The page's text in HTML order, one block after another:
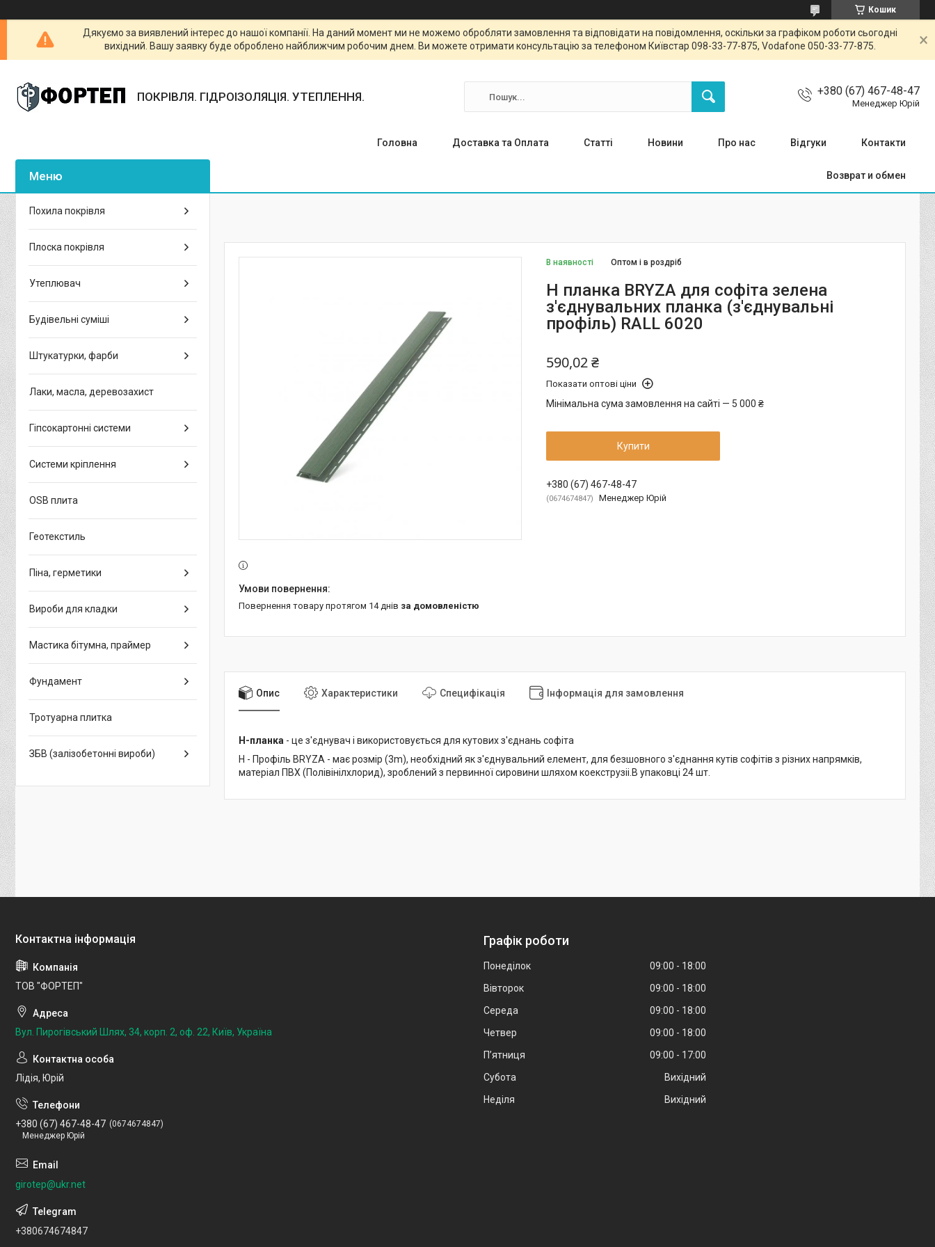
Кошик
Дякуємо за виявлений інтерес до нашої компанії. На даний момент ми не можемо обробляти замовлення та відповідати на повідомлення, оскільки за графіком роботи сьогодні
вихідний. Вашу заявку буде оброблено найближчим робочим днем. Ви можете отримати консультацію за телефоном Київстар 098-33-77-875, Vodafone 050-33-77-875.
ПОКРІВЛЯ. ГІДРОІЗОЛЯЦІЯ. УТЕПЛЕННЯ. +380 (67) 467-48-47
Менеджер Юрій
Головна Доставка та Оплата Статті Новини Про нас Відгуки Контакти
Возврат и обмен
В наявності Оптом і в роздріб
H планка BRYZA для софіта зелена
з'єднувальних планка (з'єднувальні
профіль) RALL 6020
590,02 ₴
Показати оптові ціни
Мінімальна сума замовлення на сайті — 5 000 ₴
Купити
+380 (67) 467-48-47
0674674847 Менеджер Юрій
повернення товару протягом 14 днів за домовленістю
Опис Характеристики Специфікація Інформація для замовлення
Н-планка - це з'єднувач і використовується для кутових з'єднань софіта
H - Профіль BRYZA - має розмір (3m), необхідний як з'єднувальний елемент, для безшовного з'єднання кутів софітів з різних напрямків,
матеріал ПВХ (Полівінілхлорид), зроблений з первинної сировини шляхом коекструзіі.В упаковці 24 шт.
Похила покрівля
Плоска покрівля
Утеплювач
Будівельні суміші
Штукатурки, фарби
Лаки, масла, деревозахист
Гіпсокартонні системи
Системи кріплення
OSB плита
Геотекстиль
Піна, герметики
Вироби для кладки
Мастика бітумна, праймер
Фундамент
Тротуарна плитка
ЗБВ (залізобетонні вироби)
ТОВ "ФОРТЕП"
Вул. Пирогівський Шлях, 34, корп. 2, оф. 22, Київ, Україна
Лідія, Юрій
+380 (67) 467-48-47
0674674847
Менеджер Юрій
girotep@ukr.net
+380674674847
Графік роботи
Понеділок 09:00
18:00
Вівторок
09:00
18:00
Середа
09:00
18:00
Четвер
09:00
18:00
Пʼятниця
09:00
17:00
Субота
Вихідний
Неділя
Вихідний